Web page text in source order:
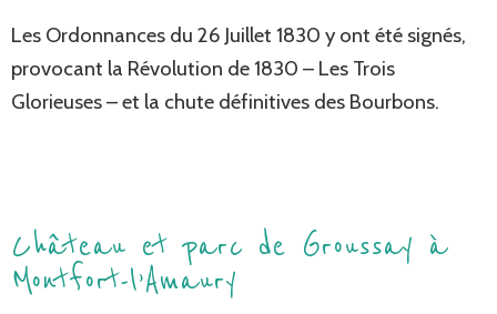
Les Ordonnances du 26 Juillet 1830 y ont été signés,
provocant la Révolution de 1830 – Les Trois
Glorieuses – et la chute définitives des Bourbons.
Château et parc de Groussay à
Montfort-l’Amaury